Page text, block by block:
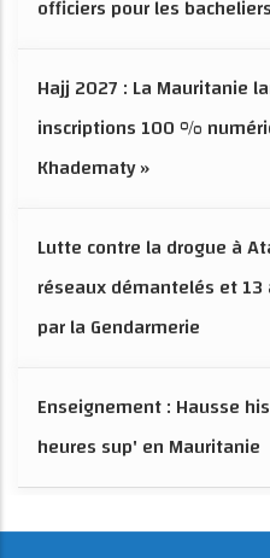
officiers pour les bacheliers
Hajj 2027 : La Mauritanie
inscriptions 100 %
Khadematy »
Lutte contre la drogue à
réseaux démantelés et
par la Gendarmerie
Enseignement : Hausse
heures sup' en Mauritanie